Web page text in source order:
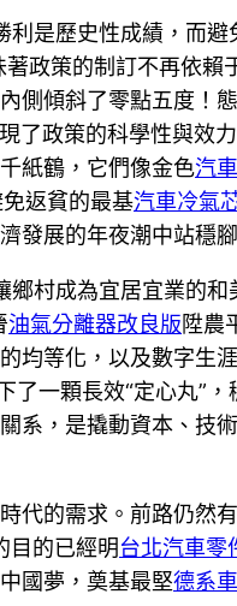
是歷史性成績，而
政策的制訂不再依賴
傾斜了零點五度！
了政策的科學性與效
紙鶴，它們像金色汽
免返貧的最基汽車冷氣
濟發展的年夜潮中站穩
村成為宜居宜業的
油氣分離器改良版陞農
均等化，以及數字生
一顆長效“定心丸”
系，是撬動資本、技
的需求。前路仍然
目的已經明台北汽車零
國夢，奠基最堅德系